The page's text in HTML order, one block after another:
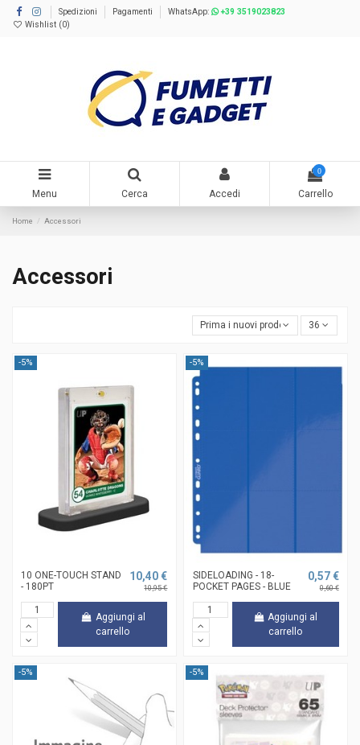
Spedizioni Pagamenti WhatsApp:
+39 3519023823
Wishlist (0)
Menu Cerca Accedi
0
Carrello
Home Accessori
Accessori
Prima i nuovi prodotti 36
-5%
10 ONE-TOUCH STAND
- 180PT
10,40 €
10,95 €
Aggiungi al
carrello
-5%
SIDELOADING - 18-
POCKET PAGES - BLUE
0,57 €
0,60 €
Aggiungi al
carrello
-5% -5%